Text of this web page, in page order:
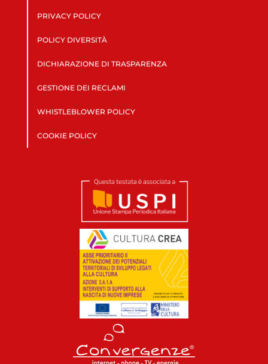
PRIVACY POLICY
POLICY DIVERSITÀ
DICHIARAZIONE DI TRASPARENZA
GESTIONE DEI RECLAMI
WHISTLEBLOWER POLICY
COOKIE POLICY